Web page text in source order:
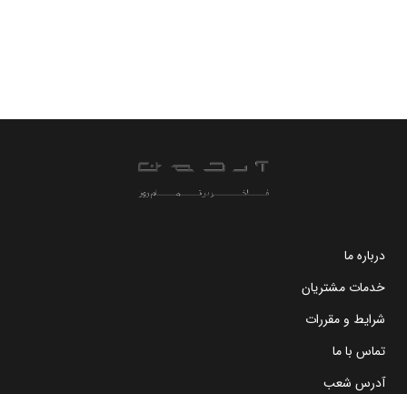
درباره ما
خدمات مشتریان
شرایط و مقررات
تماس با ما
آدرس شعب